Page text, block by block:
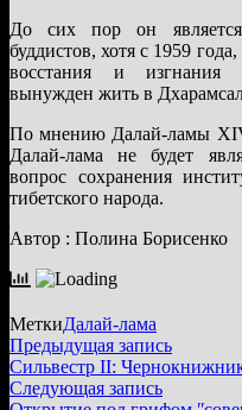
До сих пор он
буддистов, хотя с 1959
восстания и изгнания
вынужден жить в
По мнению Далай-ламы
Далай-лама не будет
вопрос сохранения
тибетского народа.
Автор : Полина Борисенко
МеткиДалай-лама
Навигация
по
Предыдущая запись
запись:
Сильвестр II:
Следующая запись